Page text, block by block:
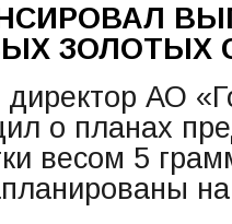
ЗОЛОТЫХ
АО
о планах
весом 5